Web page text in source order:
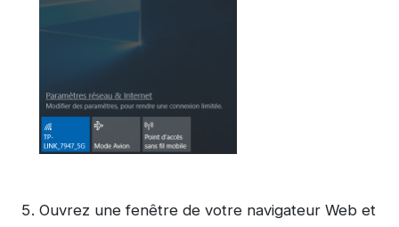
Ouvrez une fenêtre de votre navigateur Web et